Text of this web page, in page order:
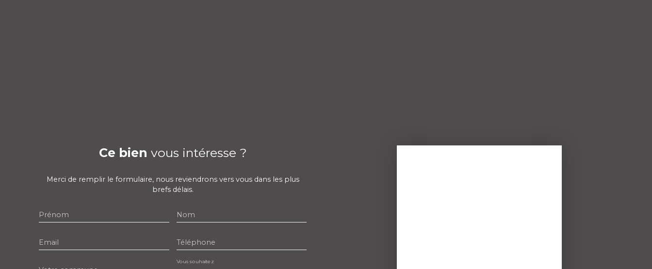
Ce bien vous intéresse ?
Merci de remplir le formulaire, nous reviendrons vers vous dans les plus
brefs délais.
Prénom Nom
Email Téléphone
Vous souhaitez